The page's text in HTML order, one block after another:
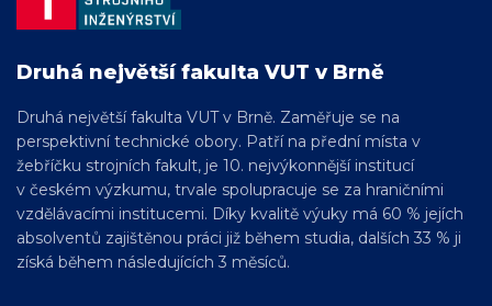
Druhá největší fakulta VUT v Brně
Druhá největší fakulta VUT v Brně. Zaměřuje se na
perspektivní technické obory. Patří na přední místa v
žebříčku strojních fakult, je 10. nejvýkonnější institucí
v českém výzkumu, trvale spolupracuje se za hraničními
vzdělávacími institucemi. Díky kvalitě výuky má 60 % jejích
absolventů zajištěnou práci již během studia, dalších 33 % ji
získá během následujících 3 měsíců.